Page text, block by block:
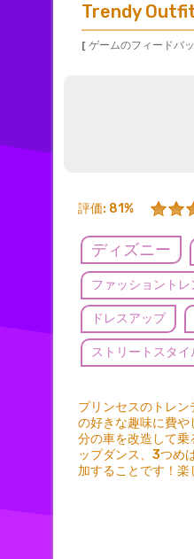
Trendy
[ ゲームのフィードバ
評価: 81%
ディズニー
ファッショントレ
ドレスアップ
ストリートスタイ
プリンセスのトレ
の好きな趣味に費や
分の車を改造して
ップダンス、3つめ
加することです！楽